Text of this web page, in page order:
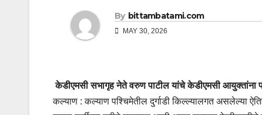
By bittambatami.com
MAY 30, 2026
केडीएमसी सभागृह नेते वरुण पाटील यांचे केडीएमसी आयुक्तांना
कल्याण : कल्याण पश्चिमेतील दुर्गाडी किल्ल्यालगत असलेल्या